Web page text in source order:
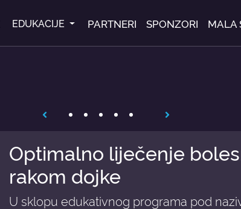
EDUKACIJE PARTNERI SPONZORI MALA
Optimalno liječenje
rakom dojke
U sklopu edukativnog programa pod